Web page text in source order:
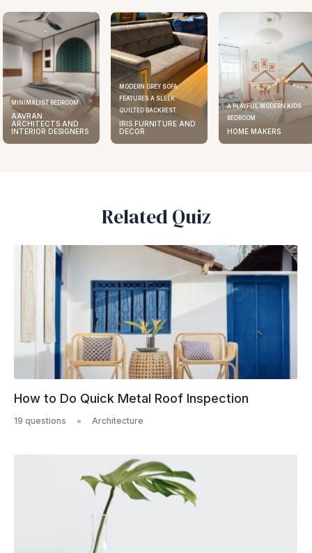
MODERN GREY SOFA
FEATURES A SLEEK
QUILTED BACKREST
IRIS FURNITURE AND
DECOR
A PLAYFUL MODERN KIDS
HOME MAKERS
ELEGANT KITCHEN DESIGN
AAVRAN
INTERIOR DESIGNERS
Related Quiz
How to Do Quick Metal Roof Inspection
19 questions Architecture